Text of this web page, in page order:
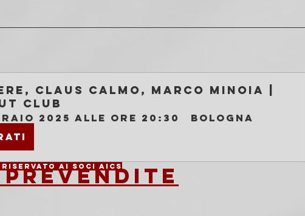
Claus Calmo, Marco Minoia |
Club
2025 alle ore 20:30
Bologna
Ingresso: 10 € 			Riservato ai soci AICS